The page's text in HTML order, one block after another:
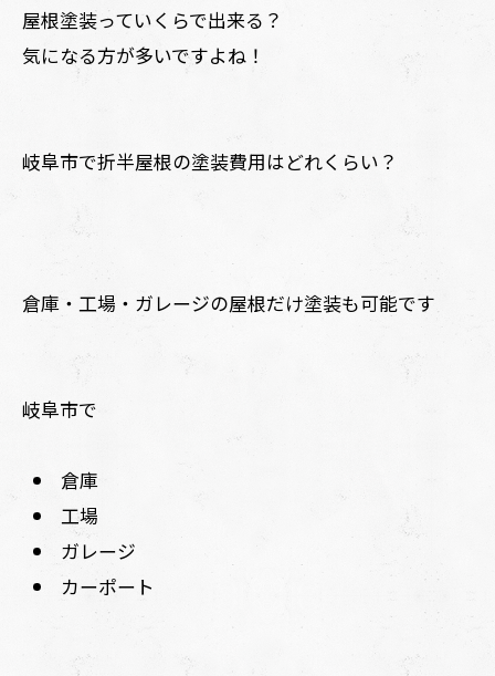
屋根塗装っていくらで出来る？
気になる方が多いですよね！
岐阜市で折半屋根の塗装費用はどれくらい？
倉庫・工場・ガレージの屋根だけ塗装も可能です
岐阜市で
倉庫
工場
ガレージ
カーポート